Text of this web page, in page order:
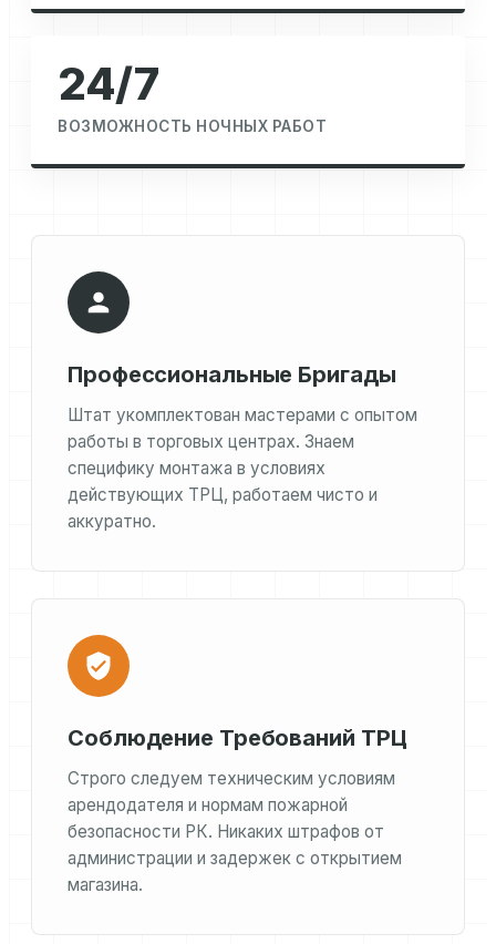
24/7
ВОЗМОЖНОСТЬ НОЧНЫХ РАБОТ
Профессиональные Бригады
Штат укомплектован мастерами с опытом
работы в торговых центрах. Знаем
специфику монтажа в условиях
действующих ТРЦ, работаем чисто и
аккуратно.
Соблюдение Требований ТРЦ
Строго следуем техническим условиям
арендодателя и нормам пожарной
безопасности РК. Никаких штрафов от
администрации и задержек с открытием
магазина.